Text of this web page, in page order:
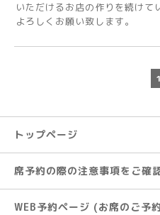
いただけるお店の作りを続けて
よろしくお願い致します。
1
トップページ
席予約の際の注意事項をご確
WEB予約ページ (お席のご予